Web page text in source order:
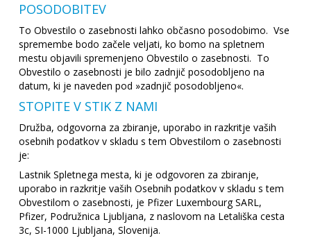
POSODOBITEV
To Obvestilo o zasebnosti lahko občasno posodobimo. Vse
spremembe bodo začele veljati, ko bomo na spletnem
mestu objavili spremenjeno Obvestilo o zasebnosti. To
Obvestilo o zasebnosti je bilo zadnjič posodobljeno na
datum, ki je naveden pod »zadnjič posodobljeno«.
STOPITE V STIK Z NAMI
Družba, odgovorna za zbiranje, uporabo in razkritje vaših
osebnih podatkov v skladu s tem Obvestilom o zasebnosti
je:
Lastnik Spletnega mesta, ki je odgovoren za zbiranje,
uporabo in razkritje vaših Osebnih podatkov v skladu s tem
Obvestilom o zasebnosti, je Pfizer Luxembourg SARL,
Pfizer, Podružnica Ljubljana, z naslovom na Letališka cesta
3c, SI-1000 Ljubljana, Slovenija.